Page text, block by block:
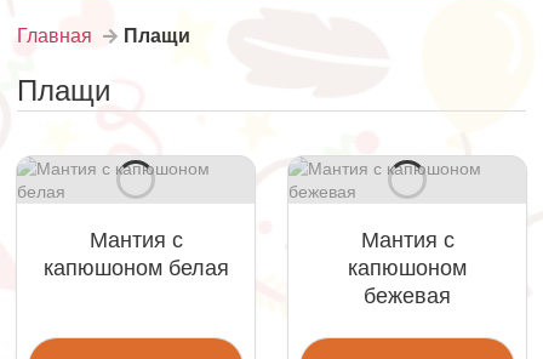
Главная Плащи
Плащи
Мантия с
капюшоном белая
Мантия с
капюшоном
бежевая